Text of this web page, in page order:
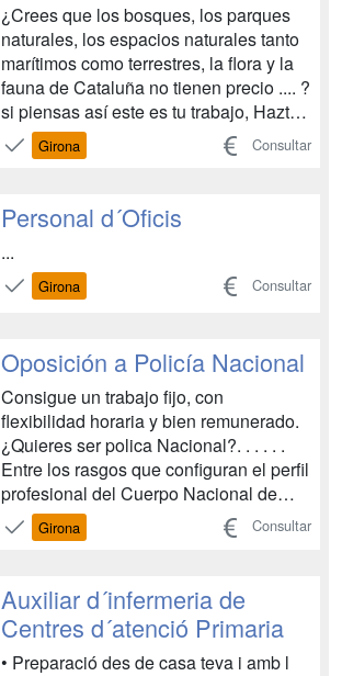
¿Crees que los bosques, los parques
naturales, los espacios naturales tanto
marítimos como terrestres, la flora y la
fauna de Cataluña no tienen precio .... ?
si piensas así este es tu trabajo, Hazte
Agente rural de Cataluña, hay mucho
trabajo por hacer y pocos agentes
Consigue una plaza de Agente Rural
de la Genera...
Girona Consultar
Personal d´Oficis
...
Girona Consultar
Oposición a Policía Nacional
Consigue un trabajo fijo, con
flexibilidad horaria y bien remunerado.
¿Quieres ser polica Nacional?. . . . . .
Entre los rasgos que configuran el perfil
profesional del Cuerpo Nacional de
Policía el que mejor lo define frente a
los otros cuerpos de seguridad
nítidamente urbano. La misión de la
Policía Nacional es...
Girona Consultar
Auxiliar d´infermeria de
Centres d´atenció Primaria
• Preparació des de casa teva i amb l